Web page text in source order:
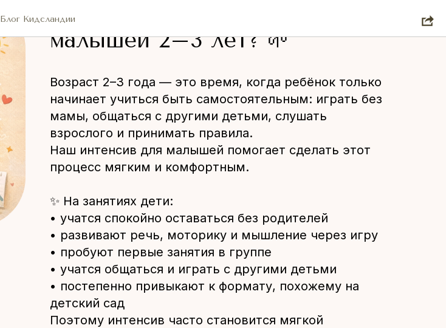
Блог КидсландииЧем полезен интенсив для
малышей 2–3 лет? 🌱
Возраст 2–3 года — это время, когда ребёнок только
начинает учиться быть самостоятельным: играть без
мамы, общаться с другими детьми, слушать
взрослого и принимать правила.
Наш интенсив для малышей помогает сделать этот
процесс мягким и комфортным.
✨ На занятиях дети:
• учатся спокойно оставаться без родителей
• развивают речь, моторику и мышление через игру
• пробуют первые занятия в группе
• учатся общаться и играть с другими детьми
• постепенно привыкают к формату, похожему на
детский сад
Поэтому интенсив часто становится мягкой